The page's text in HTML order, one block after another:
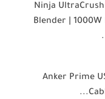
Ninja
Blender | 1000W
Anker Prime